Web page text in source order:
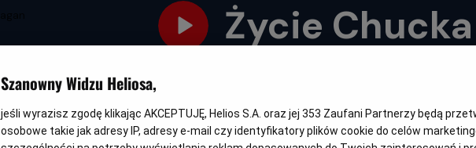
Życie Chucka
NAPISY
Szanowny Widzu Heliosa,
jeśli wyrazisz zgodę klikając AKCEPTUJĘ, Helios S.A. oraz jej 353 Zaufani Partnerzy będą
osobowe takie jak adresy IP, adresy e-mail czy identyfikatory plików cookie do celów